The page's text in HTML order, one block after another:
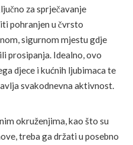
za sprječavanje
pohranjen u čvrsto
sigurnom mjestu gdje
prosipanja. Idealno, ovo
djece i kućnih ljubimaca te
svakodnevna aktivnost.
okruženjima, kao što su
treba ga držati u posebno